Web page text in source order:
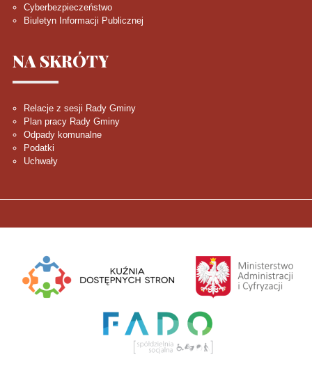
Cyberbezpieczeństwo
Biuletyn Informacji Publicznej
NA SKRÓTY
Relacje z sesji Rady Gminy
Plan pracy Rady Gminy
Odpady komunalne
Podatki
Uchwały